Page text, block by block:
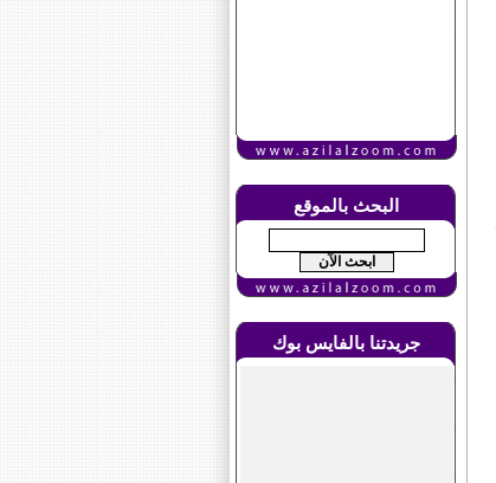
البحث بالموقع
جريدتنا بالفايس بوك